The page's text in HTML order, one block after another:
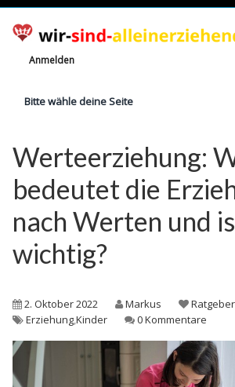
Anmelden
Bitte wähle deine Seite
Jetzt registrieren!
Ratgeber
Anzahl Alleinerziehende
Finanzielle Hilfe
Wissen
Werteerziehung:
bedeutet die
nach Werten und
wichtig?
2. Oktober 2022 Markus
Ratgeber
Erziehung,Kinder 0 Kommentare